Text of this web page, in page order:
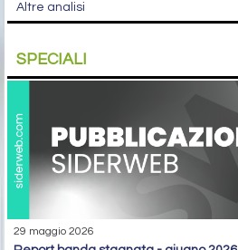
Altre analisi
SPECIALI
29 maggio 2026